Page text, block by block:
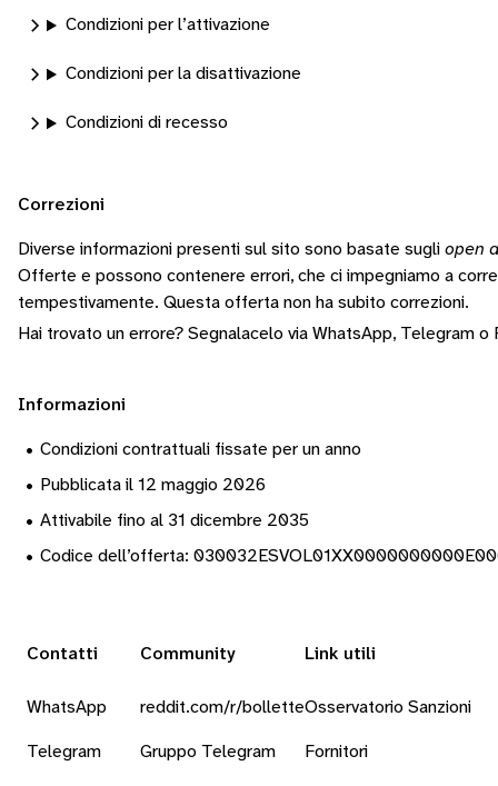
Condizioni per l’attivazione
Condizioni per la disattivazione
Condizioni di recesso
Correzioni
Diverse informazioni presenti sul sito sono basate sugli open
Offerte e possono contenere errori, che ci impegniamo a
tempestivamente. Questa offerta non ha subito correzioni.
Hai trovato un errore? Segnalacelo via WhatsApp, Telegram o
Informazioni
• Condizioni contrattuali fissate per un anno
• Pubblicata il 12 maggio 2026
• Attivabile fino al 31 dicembre 2035
• Codice dell’offerta:
Contatti
WhatsApp
Telegram
Community
reddit.com/r/bollette
Gruppo Telegram
Link utili
Osservatorio Sanzioni
Fornitori